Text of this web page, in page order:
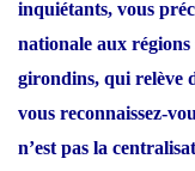
inquiétants, vous
nationale aux régions
girondins, qui relève
vous reconnaissez-
n’est pas la